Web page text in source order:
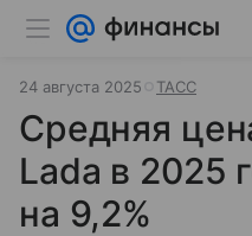
24 августа 2025 ТАСС
Средняя
Lada в 2025
на 9,2%